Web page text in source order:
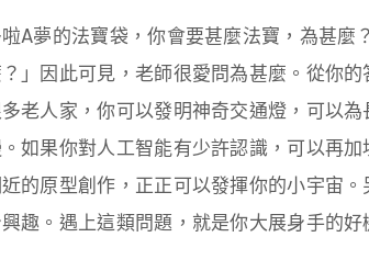
啦A夢的法寶袋，你會要甚麼法寶，為甚
」因此可見，老師很愛問為甚麼。從你
老人家，你可以發明神奇交通燈，可以
如果你對人工智能有少許認識，可以再
的原型創作，正正可以發揮你的小宇宙
趣。遇上這類問題，就是你大展身手的好